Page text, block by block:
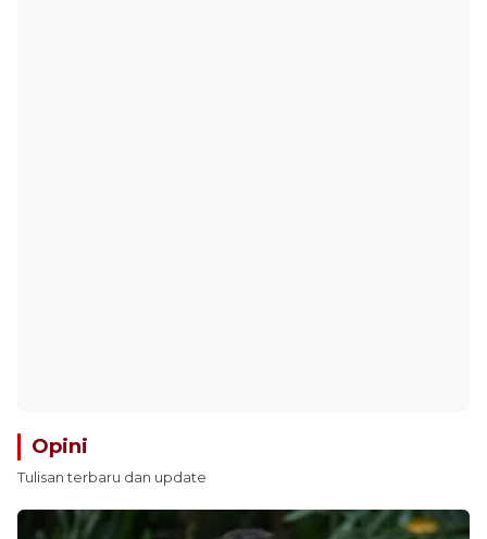
Opini
Tulisan terbaru dan update